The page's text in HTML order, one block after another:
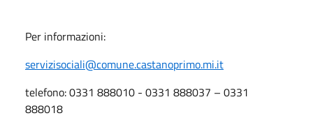
Per informazioni:
servizisociali@comune.castanoprimo.mi.it
telefono: 0331 888010 - 0331 888037 – 0331
888018